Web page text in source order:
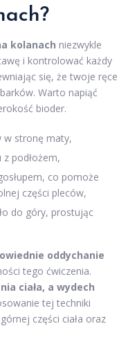
kolanach niezwykle
i kontrolować każdy
się, że twoje ręce
Warto napiąć
bioder.
w stronę maty,
podłożem,
co pomoże
części pleców,
do góry, prostując
oddychanie
tego ćwiczenia.
ciała, a wydech
tej techniki
części ciała oraz